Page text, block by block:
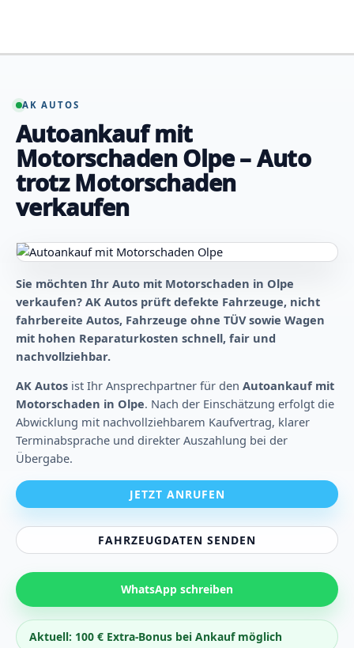
springen
AK AUTOS
Autoankauf mit
Motorschaden Olpe – Auto
trotz Motorschaden
verkaufen
Sie möchten Ihr Auto mit Motorschaden in Olpe
verkaufen? AK Autos prüft defekte Fahrzeuge, nicht
fahrbereite Autos, Fahrzeuge ohne TÜV sowie Wagen
mit hohen Reparaturkosten schnell, fair und
nachvollziehbar.
AK Autos ist Ihr Ansprechpartner für den Autoankauf mit
Motorschaden in Olpe. Nach der Einschätzung erfolgt die
Abwicklung mit nachvollziehbarem Kaufvertrag, klarer
Terminabsprache und direkter Auszahlung bei der
Übergabe.
JETZT ANRUFEN
FAHRZEUGDATEN SENDEN
WhatsApp schreiben
Aktuell: 100 € Extra-Bonus bei Ankauf möglich